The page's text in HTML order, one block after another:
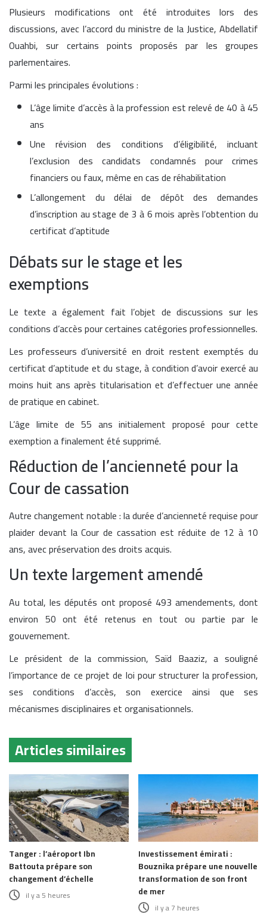
Plusieurs modifications ont été introduites lors des
discussions, avec l’accord du ministre de la Justice, Abdellatif
Ouahbi, sur certains points proposés par les groupes
parlementaires.
Parmi les principales évolutions :
L’âge limite d’accès à la profession est relevé de 40 à 45
ans
Une révision des conditions d’éligibilité, incluant
l’exclusion des candidats condamnés pour crimes
financiers ou faux, même en cas de réhabilitation
L’allongement du délai de dépôt des demandes
d’inscription au stage de 3 à 6 mois après l’obtention du
certificat d’aptitude
Débats sur le stage et les
exemptions
Le texte a également fait l’objet de discussions sur les
conditions d’accès pour certaines catégories professionnelles.
Les professeurs d’université en droit restent exemptés du
certificat d’aptitude et du stage, à condition d’avoir exercé au
moins huit ans après titularisation et d’effectuer une année
de pratique en cabinet.
L’âge limite de 55 ans initialement proposé pour cette
exemption a finalement été supprimé.
Réduction de l’ancienneté pour la
Cour de cassation
Autre changement notable : la durée d’ancienneté requise pour
plaider devant la Cour de cassation est réduite de 12 à 10
ans, avec préservation des droits acquis.
Un texte largement amendé
Au total, les députés ont proposé 493 amendements, dont
environ 50 ont été retenus en tout ou partie par le
gouvernement.
Le président de la commission, Saïd Baaziz, a souligné
l’importance de ce projet de loi pour structurer la profession,
ses conditions d’accès, son exercice ainsi que ses
mécanismes disciplinaires et organisationnels.
Articles similaires
Tanger : l’aéroport Ibn
Battouta prépare son
changement d’échelle
il y a 5 heures
Investissement émirati :
Bouznika prépare une nouvelle
transformation de son front
de mer
il y a 7 heures